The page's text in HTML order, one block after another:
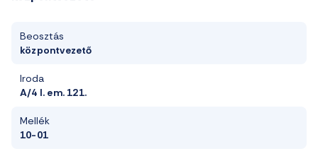
Beosztás
központvezető
Iroda
A/4 I. em. 121.
Mellék
10-01